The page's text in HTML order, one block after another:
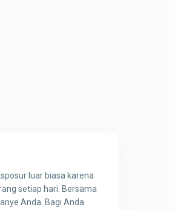
luar biasa karena
setiap hari. Bersama
Anda. Bagi Anda